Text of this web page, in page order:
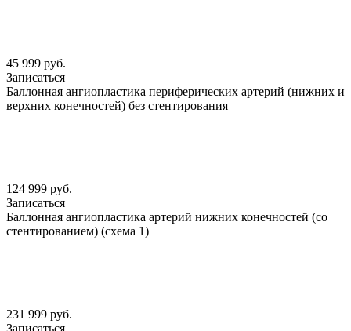
45 999 руб.
Записаться
Баллонная ангиопластика периферических артерий (нижних и
верхних конечностей) без стентирования
124 999 руб.
Записаться
Баллонная ангиопластика артерий нижних конечностей (со
стентированием) (схема 1)
231 999 руб.
Записаться